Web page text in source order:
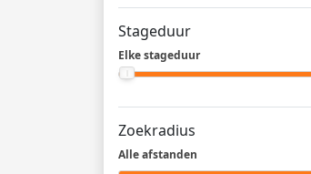
Stageduur
Elke stageduur
Zoekradius
Alle afstanden